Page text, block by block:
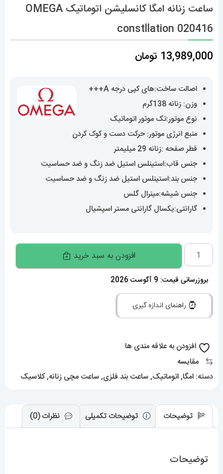
ساعت زنانه امگا کانسلیشن اتوماتیک OMEGA
constllation 020416
13,989,000 تومان
اصالت ساخت:های کپی درجه A+++
وزن: زنانه 138گرم
نوع موتور:تک موتور اتوماتیک
منبع انرژی موتور: حرکت دست و کوک کردن
قطر صفحه :زنانه 29 میلیمتر
جنس قاب:استینلس استیل ضد زنگ و ضد حساسیت
جنس بند:استینلس استیل ضد زنگ و ضد حساسیت
جنس شیشه:مینرال گلس
گارانتی:یکسال گارانتی مستر اسپشیال
ساعت
زنانه
امگا
کانسلیشن
اتوماتیک
constllation
020416
افزودن به سبد خرید
بروزرسانی قیمت: 9 آگوست 2026
راهنمای اندازه گیری
افزودن به علاقه مندی ها
مقایسه
دسته: امگا,اتوماتیک,ساعت بند فلزی,ساعت مچی زنانه,کلاسیک
توضیحات توضیحات تکمیلی نظرات (0)
توضیحات